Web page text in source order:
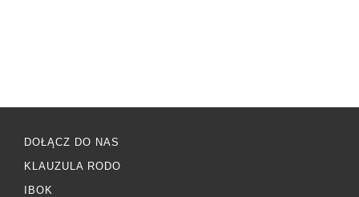
DOŁĄCZ DO NAS
KLAUZULA RODO
IBOK